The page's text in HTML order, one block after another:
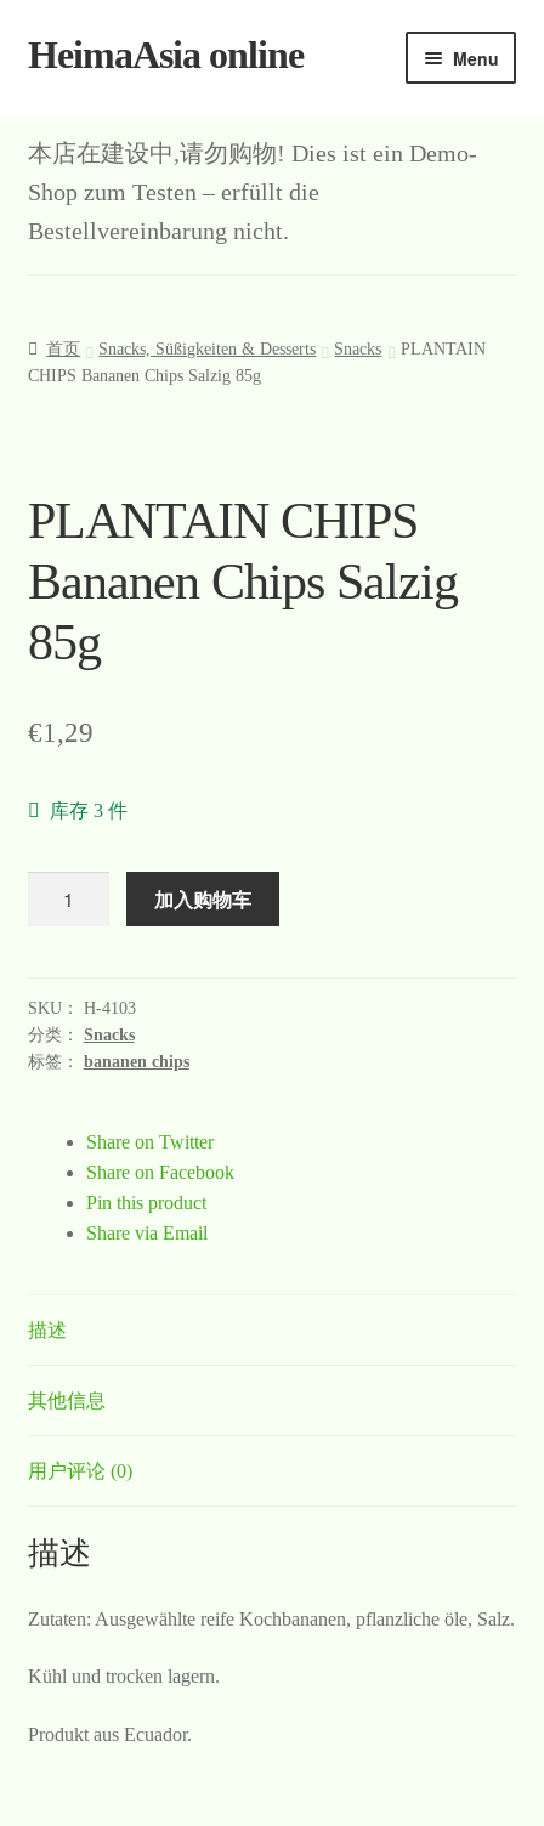
Skip
Skip
HeimaAsia online Menu
本店在建设中,请勿购物! Dies ist ein Demo-
Shop zum Testen – erfüllt die
Bestellvereinbarung nicht.
首页 Snacks, Süßigkeiten & Desserts Snacks
PLANTAIN
CHIPS Bananen Chips Salzig 85g
PLANTAIN CHIPS
Bananen Chips Salzig
85g
€1,29
库存 3 件
加入购物车
SKU： H-4103
分类： Snacks
标签： bananen chips
Share on Twitter
Share on Facebook
Pin this product
Share via Email
描述
其他信息
用户评论 (0)
描述
Zutaten: Ausgewählte reife Kochbananen, pflanzliche öle, Salz.
Kühl und trocken lagern.
Produkt aus Ecuador.